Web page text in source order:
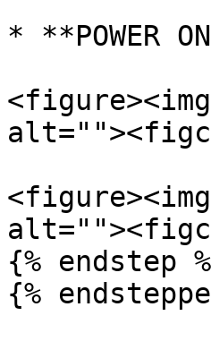
* **POWER
{% endstep
{%